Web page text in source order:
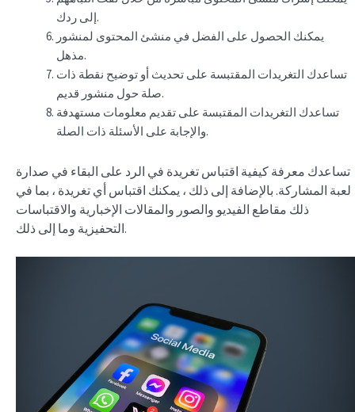
إلى ردك.
يمكنك الحصول على الفضل في منشئ المحتوى لمنشور
مذهل.
تساعدك التغريدات المقتبسة على تحديث أو توضيح نقطة ذات
صلة حول منشور قديم.
تساعدك التغريدات المقتبسة على تقديم معلومات مستهدفة
والإجابة على الأسئلة ذات الصلة.
تساعدك معرفة كيفية اقتباس تغريدة في الرد على البقاء في صدارة
لعبة المشاركة. بالإضافة إلى ذلك ، يمكنك اقتباس أي تغريدة ، بما في
ذلك مقاطع الفيديو والصور والمقالات الإخبارية والاقتباسات
التحفيزية وما إلى ذلك.